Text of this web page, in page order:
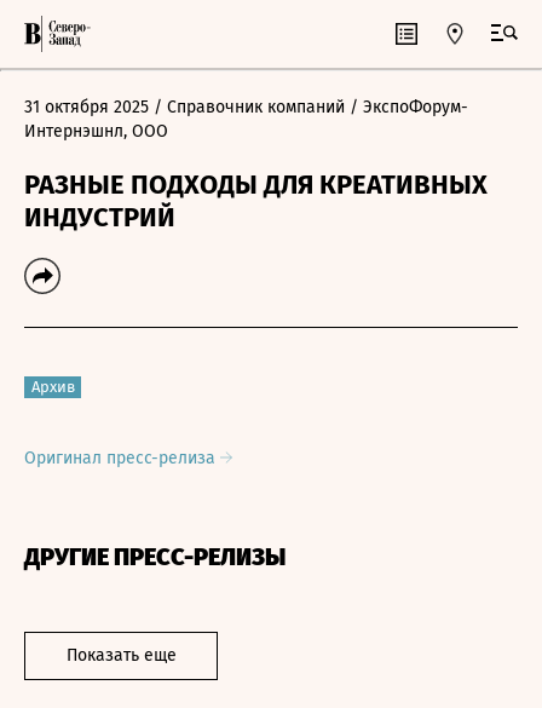
31 октября 2025 / Справочник компаний / ЭкспоФорум-
Интернэшнл, ООО
РАЗНЫЕ ПОДХОДЫ ДЛЯ КРЕАТИВНЫХ
ИНДУСТРИЙ
Архив
Оригинал пресс-релиза
ДРУГИЕ ПРЕСС-РЕЛИЗЫ
Показать еще